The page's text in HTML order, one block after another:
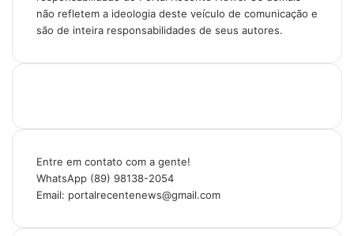
não refletem a ideologia deste veículo de comunicação e
são de inteira responsabilidades de seus autores.
Entre em contato com a gente!
WhatsApp (89) 98138-2054
Email: portalrecentenews@gmail.com